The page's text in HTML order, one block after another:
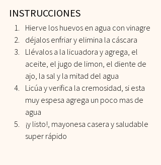
INSTRUCCIONES
Hierve los huevos en agua con vinagre
déjalos enfriar y elimina la cáscara
Llévalos a la licuadora y agrega, el
aceite, el jugo de limon, el diente de
ajo, la sal y la mitad del agua
Licúa y verifica la cremosidad, si esta
muy espesa agrega un poco mas de
agua
¡y listo!, mayonesa casera y saludable
super rápido